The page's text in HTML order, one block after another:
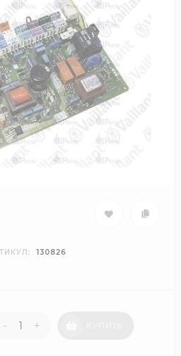
130826
- +